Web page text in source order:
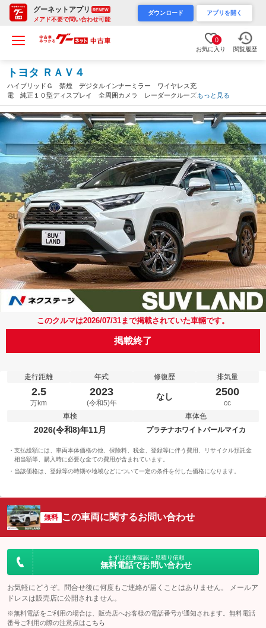
グーネットアプリ RENEW
メアド不要で問い合わせ可能
ダウンロード アプリを開く
0
お気に入り 閲覧履歴
トヨタ ＲＡＶ４
ハイブリッドＧ 禁煙 デジタルインナーミラー ワイヤレス充
電 純正１０型ディスプレイ 全周囲カメラ レーダークルーズ
ブラインドスポットモニター シートベンチレーション 電動リア
ゲート ルーフレール フルセグ ＥＴＣ（千葉県）
もっと見る
このクルマは2026/07/31まで掲載されていた車輛です。
掲載終了
走行距離
2.5
万km
年式
2023
(令和5)年
修復歴
なし
排気量
2500
cc
車検
2026(令和8)年11月
車体色
プラチナホワイトパールマイカ
支払総額には、車両本体価格の他、保険料、税金、登録等に伴う費用、リサイクル預託金
相当額等、購入時に必要な全ての費用が含まれています。
当該価格は、登録等の時期や地域などについて一定の条件を付した価格になります。
無料 この車両に関するお問い合わせ
まずは在庫確認・見積り依頼
無料電話でお問い合わせ
お気軽にどうぞ。問合せ後に何度もご連絡が届くことはありません。 メールア
ドレスは販売店に公開されません。
※無料電話をご利用の場合は、販売店へお客様の電話番号が通知されます。無料電話
番号ご利用の際の注意点は こちら